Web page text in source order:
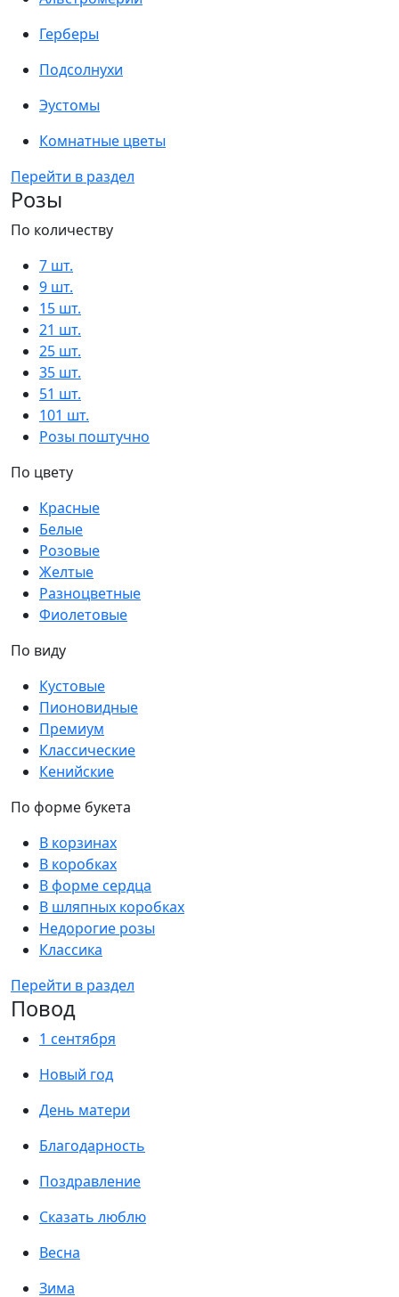
Герберы
Подсолнухи
Эустомы
Комнатные цветы
Перейти в раздел
Розы
По количеству
7 шт.
9 шт.
15 шт.
21 шт.
25 шт.
35 шт.
51 шт.
101 шт.
Розы поштучно
По цвету
Красные
Белые
Розовые
Желтые
Разноцветные
Фиолетовые
По виду
Кустовые
Пионовидные
Премиум
Классические
Кенийские
По форме букета
В корзинах
В коробках
В форме сердца
В шляпных коробках
Недорогие розы
Классика
Перейти в раздел
Повод
1 сентября
Новый год
День матери
Благодарность
Поздравление
Сказать люблю
Весна
Зима